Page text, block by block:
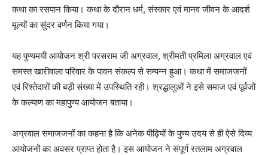
कथा का रसपान किया। कथा के दौरान धर्म, संस्कार एवं मानव जीवन के आदर्श
मूल्यों का सुंदर वर्णन किया गया।
यह पुण्यमयी आयोजन श्री परसराम जी अग्रवाल, श्रीमती प्रमिला अग्रवाल एवं
समस्त खारीवाला परिवार के पावन संकल्प से सम्पन्न हुआ। कथा में समाजजनों
एवं रिश्तेदारों की बड़ी संख्या में उपस्थिति रही। श्रद्धालुओं ने इसे समाज एवं पूर्वजों
के कल्याण का महापुण्य आयोजन बताया।
अग्रवाल समाजजनों का कहना है कि अनेक पीढ़ियों के पुण्य उदय से ही ऐसे दिव्य
आयोजनों का अवसर प्राप्त होता है। इस आयोजन ने संपूर्ण रतलाम अग्रवाल